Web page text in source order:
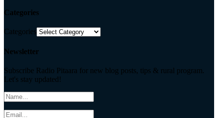
Categories
Categories
Newsletter
Subscribe Radio Pitaara for new blog posts, tips & rural program.
Let's stay updated!